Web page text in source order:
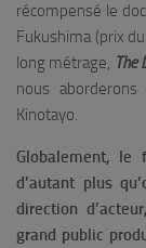
récompensé le
Fukushima (prix
long métrage, The
nous
Kinotayo.
Globalement, le
d’autant plus
direction
grand public